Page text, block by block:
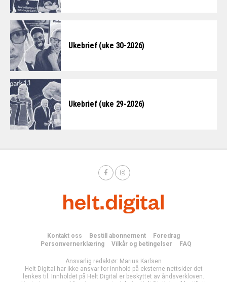
Ukebrief (uke 30-2026)
Ukebrief (uke 29-2026)
Kontakt oss Bestill abonnement
Foredrag
Personvernerklæring
Vilkår og betingelser FAQ
Ansvarlig redaktør: Marius Karlsen
Helt Digital har ikke ansvar for innhold på eksterne nettsider det
lenkes til. Innholdet på Helt Digital er beskyttet av åndsverkloven.